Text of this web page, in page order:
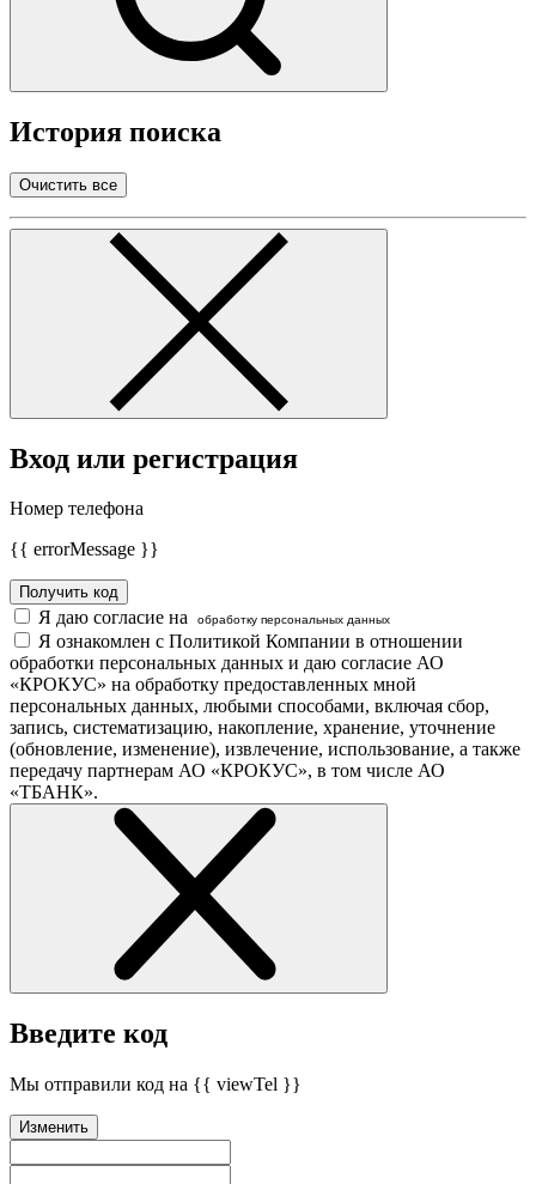
История поиска
Очистить все
Вход или регистрация
Номер телефона
{{ errorMessage }}
Получить код
Я даю согласие на обработку персональных данных
Я ознакомлен с Политикой Компании в отношении
обработки персональных данных и даю согласие АО
«КРОКУС» на обработку предоставленных мной
персональных данных, любыми способами, включая сбор,
запись, систематизацию, накопление, хранение, уточнение
(обновление, изменение), извлечение, использование, а также
передачу партнерам АО «КРОКУС», в том числе АО
«ТБАНК».
Введите код
Мы отправили код на {{ viewTel }}
Изменить